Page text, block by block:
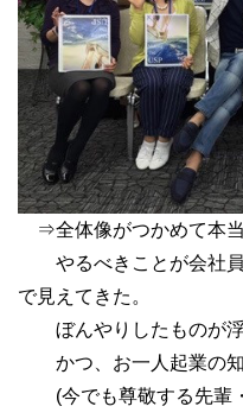
⇒全体像がつかめて本当
やるべきことが会社員
で見えてきた。
ぼんやりしたものが浮
かつ、お一人起業の知
(今でも尊敬する先輩・